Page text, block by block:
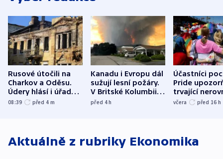
Rusové útočili na
Charkov a Oděsu.
Údery hlásí i úřady v
Bělgorodu
08:39 před 4 m
Kanadu i Evropu dál
sužují lesní požáry.
V Britské Kolumbii
evakuovali tisíce lidí
před 4h
Účastníci
Pride
trvající
včera před 16 h
Aktuálně z rubriky Ekonomika